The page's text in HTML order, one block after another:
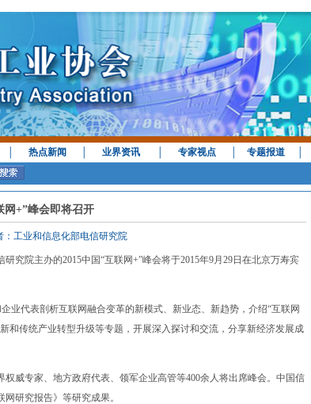
热点新闻 业界资讯│ 专家视点│ 专题报道│
网+”峰会即将召开
工业和信息化部电信研究院
院主办的2015中国“互联网+”峰会将于2015年9月29日在北京万寿宾
代表剖析互联网融合变革的新模式、新业态、新趋势，介绍“互联网
和传统产业转型升级等专题，开展深入探讨和交流，分享新经济发展成
专家、地方政府代表、领军企业高管等400余人将出席峰会。中国信
研究报告》等研究成果。